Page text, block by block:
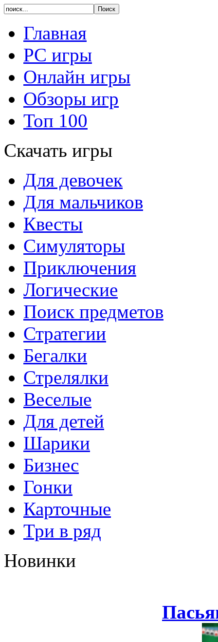
Главная
PC игры
Онлайн игры
Обзоры игр
Топ 100
Скачать игры
Для девочек
Для мальчиков
Квесты
Симуляторы
Приключения
Логические
Поиск предметов
Стратегии
Бегалки
Стрелялки
Веселые
Для детей
Шарики
Бизнес
Гонки
Карточные
Три в ряд
Новинки